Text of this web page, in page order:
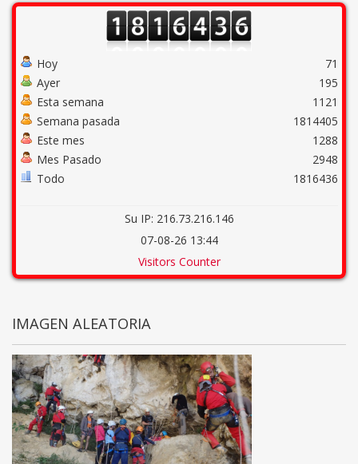
Hoy
Ayer
Esta semana
Semana pasada
Este mes
Mes Pasado
Todo
71
195
1121
1814405
1288
2948
1816436
Su IP: 216.73.216.146
07-08-26 13:44
Visitors Counter
IMAGEN ALEATORIA